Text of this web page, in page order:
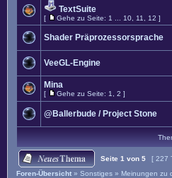
TextSuite
[ Gehe zu Seite: 1 10 11 12 ]
Shader Präprozessorsprache
VeeGL-Engine
Mina
[ Gehe zu Seite: 1 2 ]
@Ballerbude / Project Stone
Seite 1 von 5
[ 227
Foren-Übersicht » Sonstiges » Meinungen zu